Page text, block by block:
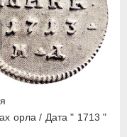
орла / Дата " 1713 "